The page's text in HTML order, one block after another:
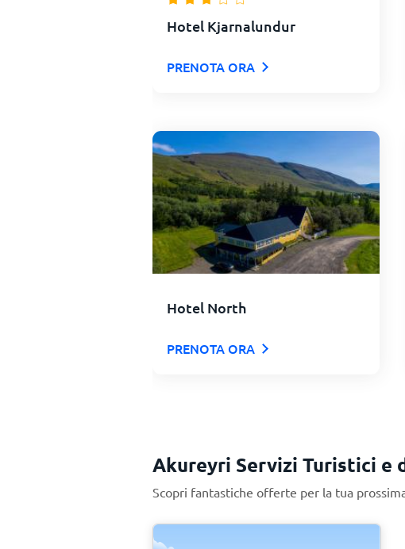
Hotel Kjarnalundur
PRENOTA ORA
Hotel North
PRENOTA ORA
Akureyri Servizi Turistici e
Scopri fantastiche offerte per la tua